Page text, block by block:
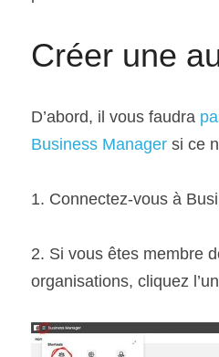
Créer une
D’abord, il vous faudra
Business Manager si ce
1. Connectez-vous à
2. Si vous êtes membre
organisations, cliquez